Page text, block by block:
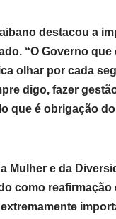
destacou a
“O Governo
olhar por cada
digo, fazer
que é obrigação
Mulher e da
como